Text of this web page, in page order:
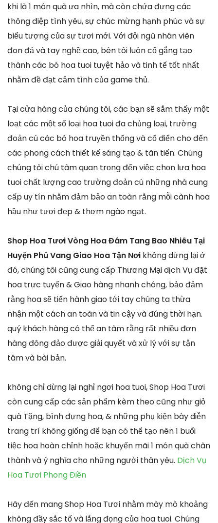
khi là 1 món quà ưa nhìn, mà còn chứa đựng các
thông điệp tình yêu, sự chúc mừng hạnh phúc và sự
biểu tượng của sự tươi mới. Với đội ngũ nhân viên
đon đả và tay nghề cao, bên tôi luôn cố gắng tạo
thành các bó hoa tuoi tuyệt hảo và tinh tế tốt nhất
nhằm đề đạt cảm tình của game thủ.
Tại cửa hàng của chúng tôi, các bạn sẽ sắm thấy một
loạt các một số loại hoa tuoi đa chủng loại, trường
đoản cú các bó hoa truyền thống và cổ điển cho đến
các phong cách thiết kế sáng tạo & tân tiến. Chúng
chúng tôi chú tâm quan trọng đến việc chọn lựa hoa
tuoi chất lượng cao trường đoản cú những nhà cung
cấp uy tín nhằm đảm bảo an toàn rằng mỗi cành hoa
hầu như tươi đẹp & thơm ngào ngạt.
Shop Hoa Tươi Vòng Hoa Đám Tang Bao Nhiêu Tại
Huyện Phú Vang Giao Hoa Tận Nơi không dừng lại ở
đó, chúng tôi cũng cung cấp Thương Mại dịch Vụ đặt
hoa trực tuyến & Giao hàng nhanh chóng, bảo đảm
rằng hoa sẽ tiến hành giao tới tay chúng ta thừa
nhận một cách an toàn và tin cậy và đúng thời hạn.
quý khách hàng có thể an tâm rằng rất nhiều đơn
hàng đông đảo được giải quyết và xử lý với sự tận
tâm và bài bản.
không chỉ dừng lại nghỉ ngơi hoa tuoi, Shop Hoa Tươi
còn cung cấp các sản phẩm kèm theo cũng như giỏ
quà Tặng, bình đựng hoa, & những phụ kiện bày diễn
trang trí không giống để bạn có thể tạo nên 1 buổi
tiệc hoa hoàn chỉnh hoặc khuyến mãi 1 món quà chân
thành và ý nghĩa cho những người thân yêu. Dịch Vụ
Hoa Tươi Phong Điền
Hãy đến mang Shop Hoa Tươi nhằm mày mò khoảng
không đầy sắc tố và lắng đọng của hoa tuoi. Chúng